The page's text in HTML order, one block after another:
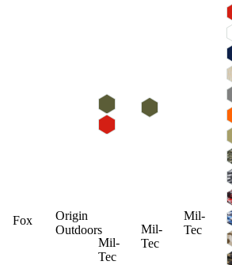
Fox
Origin
Outdoors
Mil-
Tec
Mil-
Tec
Mil-
Tec